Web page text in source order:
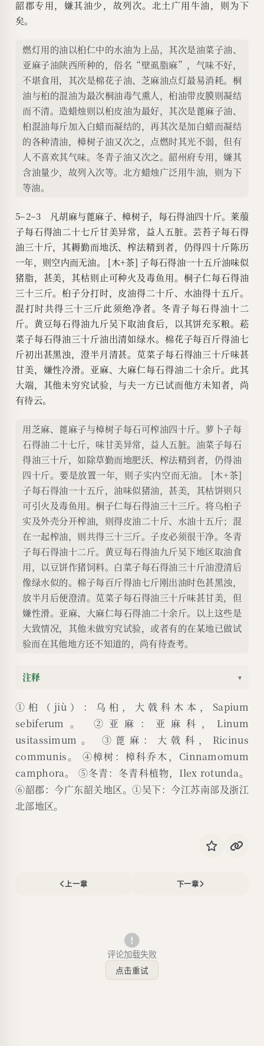
韶郡专用，嫌其油少，故列次。北土广用牛油，则为下
矣。
燃灯用的油以桕仁中的水油为上品，其次是油菜子油、
亚麻子油陕西所种的，俗名“壁虱脂麻”，气味不好，
不堪食用，其次是棉花子油、芝麻油点灯最易消耗。桐
油与桕的混油为最次桐油毒气熏人，桕油带皮膜则凝结
而不清。造蜡烛则以桕皮油为最好，其次是蓖麻子油、
桕混油每斤加入白蜡而凝结的，再其次是加白蜡而凝结
的各种清油，樟树子油又次之，点燃时其光不弱，但有
人不喜欢其气味。冬青子油又次之。韶州府专用，嫌其
含油量少，故列入次等。北方蜡烛广泛用牛油，则为下
等油。
5–2–3 凡胡麻与蓖麻子、樟树子，每石得油四十斤。莱菔
子每石得油二十七斤甘美异常，益人五脏。芸苔子每石得
油三十斤，其耨勤而地沃、榨法精到者，仍得四十斤陈历
一年，则空内而无油。 [木+茶] 子每石得油一十五斤油味似
猪脂，甚美，其枯则止可种火及毒鱼用。桐子仁每石得油
三十三斤。桕子分打时，皮油得二十斤、水油得十五斤。
混打时共得三十三斤此须绝净者。冬青子每石得油十二
斤。黄豆每石得油九斤吴下取油食后，以其饼充豕粮。菘
菜子每石得油三十斤油出清如绿水。棉花子每百斤得油七
斤初出甚黑浊，澄半月清甚。苋菜子每石得油三十斤味甚
甘美，嫌性冷滑。亚麻、大麻仁每石得油二十余斤。此其
大端，其他未穷究试验，与夫一方已试而他方未知者，尚
有待云。
用芝麻、蓖麻子与樟树子每石可榨油四十斤。萝卜子每
石得油二十七斤，味甘美异常，益人五脏。油菜子每石
得油三十斤，如除草勤而地肥沃、榨法精到者，仍得油
四十斤。要是放置一年，则子实内空而无油。 [木+茶]
子每石得油一十五斤，油味似猪油，甚美，其枯饼则只
可引火及毒鱼用。桐子仁每石得油三十三斤。将乌桕子
实及外壳分开榨油，则得皮油二十斤、水油十五斤；混
在一起榨油，则共得三十三斤。子皮必须很干净。冬青
子每石得油十二斤。黄豆每石得油九斤吴下地区取油食
用，以豆饼作猪饲料。白菜子每石得油三十斤油澄清后
像绿水似的。棉子每百斤得油七斤刚出油时色甚黑浊，
放半月后便澄清。苋菜子每石得油三十斤味甚甘美，但
嫌性滑。亚麻、大麻仁每石得油二十余斤。以上这些是
大致情况，其他未做穷究试验，或者有的在某地已做试
验而在其他地方还不知道的，尚有待查考。
注释 ▾
①桕（jiù）：乌桕，大戟科木本，Sapium
sebiferum。 ②亚麻：亚麻科，Linum
usitassimum。 ③蓖麻：大戟科，Ricinus
communis。 ④樟树：樟科乔木，Cinnamomum
camphora。 ⑤冬青：冬青科植物，Ilex rotunda。
⑥韶郡：今广东韶关地区。①吴下：今江苏南部及浙江
北部地区。
上一章 下一章
评论加载失败
点击重试